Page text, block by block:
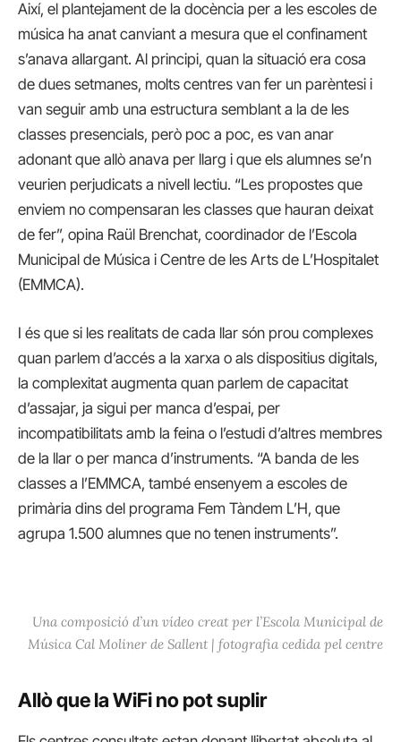
Així, el plantejament de la docència per a les escoles de
música ha anat canviant a mesura que el confinament
s’anava allargant. Al principi, quan la situació era cosa
de dues setmanes, molts centres van fer un parèntesi i
van seguir amb una estructura semblant a la de les
classes presencials, però poc a poc, es van anar
adonant que allò anava per llarg i que els alumnes se’n
veurien perjudicats a nivell lectiu. “Les propostes que
enviem no compensaran les classes que hauran deixat
de fer”, opina Raül Brenchat, coordinador de l’Escola
Municipal de Música i Centre de les Arts de L’Hospitalet
(EMMCA).
I és que si les realitats de cada llar són prou complexes
quan parlem d’accés a la xarxa o als dispositius digitals,
la complexitat augmenta quan parlem de capacitat
d’assajar, ja sigui per manca d’espai, per
incompatibilitats amb la feina o l’estudi d’altres membres
de la llar o per manca d’instruments. “A banda de les
classes a l’EMMCA, també ensenyem a escoles de
primària dins del programa Fem Tàndem L’H, que
agrupa 1.500 alumnes que no tenen instruments”.
Una composició d’un vídeo creat per l’Escola Municipal de
Música Cal Moliner de Sallent | fotografia cedida pel centre
Allò que la WiFi no pot suplir